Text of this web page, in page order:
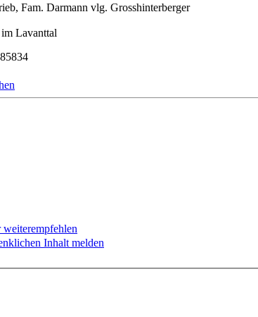
Fam. Darmann vlg. Grosshinterberger
Lavanttal
Inhalt melden